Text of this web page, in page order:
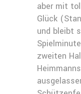
aber mit
Glück
und bleibt
zweiten